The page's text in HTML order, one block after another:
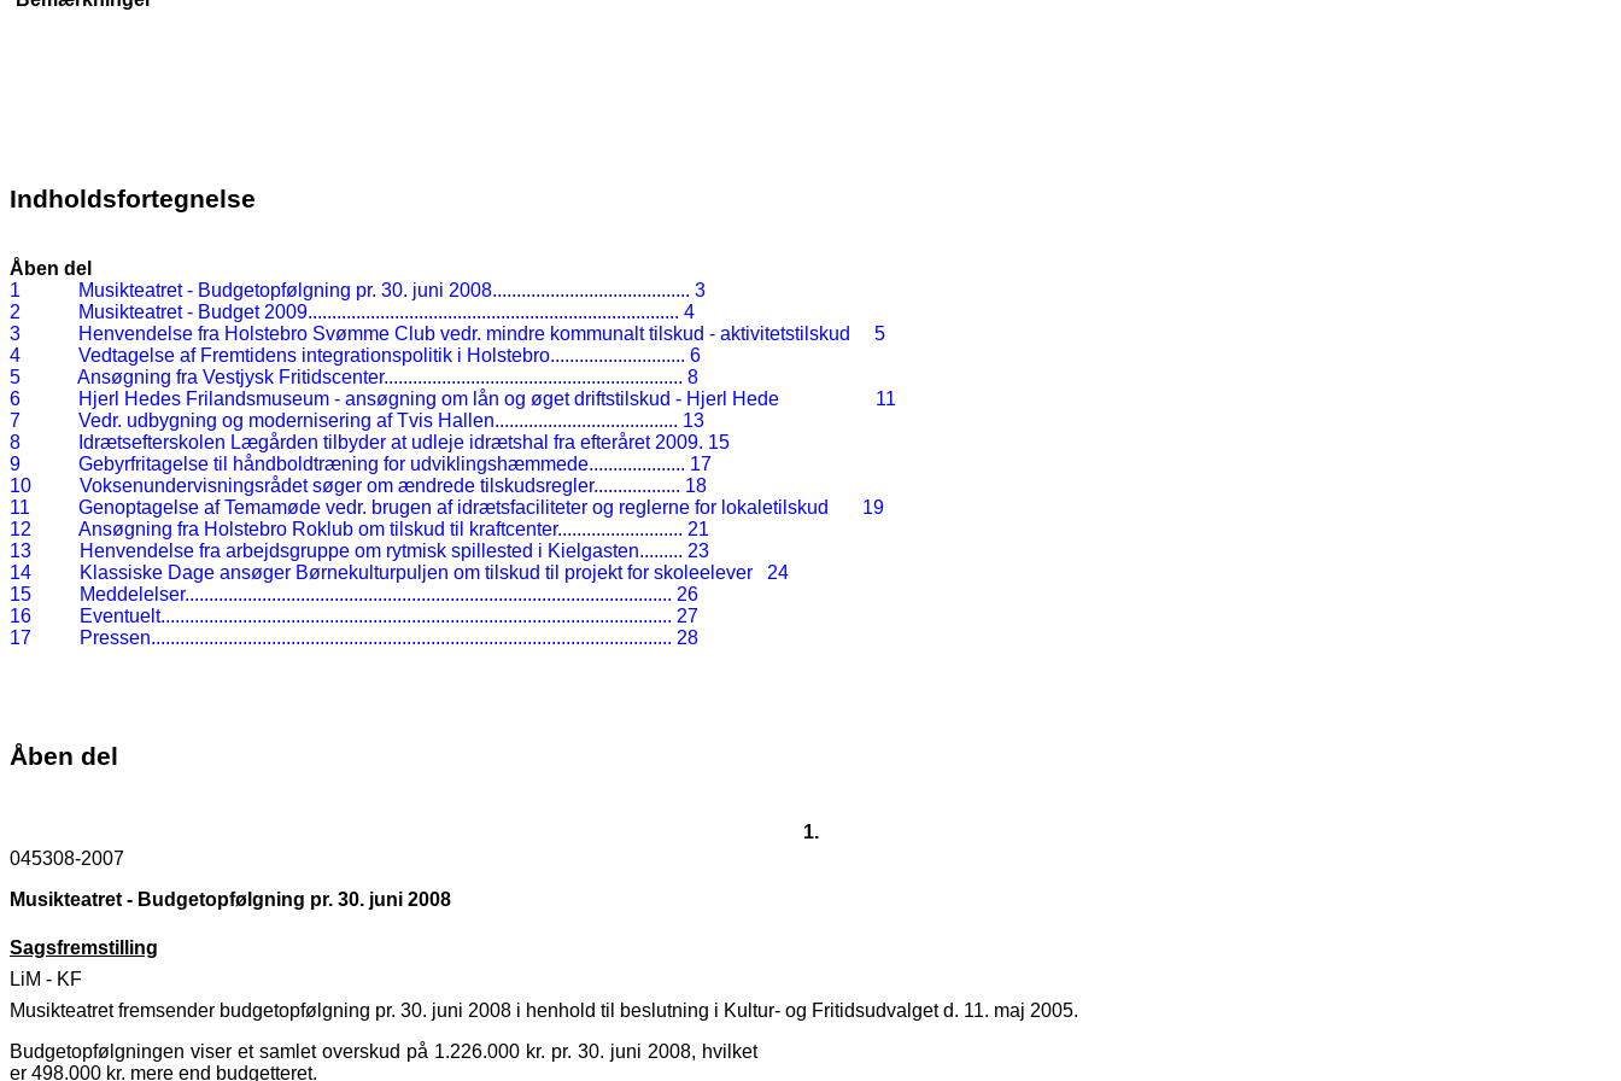
Indholdsfortegnelse
Åben del
1
Musikteatret - Budgetopfølgning pr. 30. juni 2008......................................... 3
2
Musikteatret - Budget 2009............................................................................. 4
3
Henvendelse fra Holstebro Svømme Club vedr. mindre kommunalt tilskud - aktivitetstilskud
5
4
Vedtagelse af Fremtidens integrationspolitik i Holstebro............................ 6
5
Ansøgning fra Vestjysk Fritidscenter.............................................................. 8
6
Hjerl Hedes Frilandsmuseum - ansøgning om lån og øget driftstilskud - Hjerl Hede
11
7
Vedr. udbygning og modernisering af Tvis Hallen...................................... 13
8
Idrætsefterskolen Lægården tilbyder at udleje idrætshal fra efteråret 2009. 15
9
Gebyrfritagelse til håndboldtræning for udviklingshæmmede.................... 17
10
Voksenundervisningsrådet søger om ændrede tilskudsregler.................. 18
11
Genoptagelse af Temamøde vedr. brugen af idrætsfaciliteter og reglerne for lokaletilskud
19
12
Ansøgning fra Holstebro Roklub om tilskud til kraftcenter.......................... 21
13
Henvendelse fra arbejdsgruppe om rytmisk spillested i Kielgasten......... 23
14
Klassiske Dage ansøger Børnekulturpuljen om tilskud til projekt for skoleelever
24
15
Meddelelser..................................................................................................... 26
16
Eventuelt.......................................................................................................... 27
17
Pressen............................................................................................................ 28
Åben del
1.
045308-2007
Musikteatret - Budgetopfølgning pr. 30. juni 2008
Sagsfremstilling
LiM - KF
Musikteatret fremsender budgetopfølgning pr. 30. juni 2008 i henhold til beslutning i Kultur- og Fritidsudvalget d. 11. maj 2005.
Budgetopfølgningen viser et samlet overskud på 1.226.000 kr. pr. 30. juni 2008, hvilket
er 498.000 kr. mere end budgetteret.